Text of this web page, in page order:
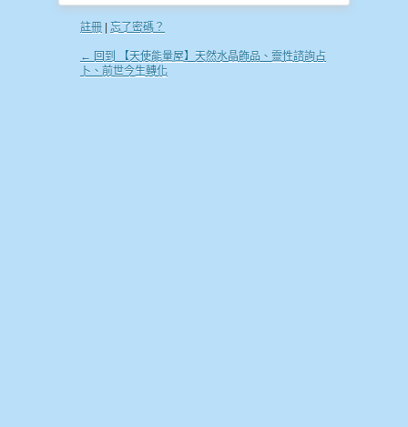
註冊 忘了密碼？
← 回到 【天使能量屋】天然水晶飾品、靈性諮詢占
卜、前世今生轉化